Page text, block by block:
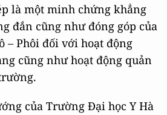
là một minh chứng khẳng
đắn cũng như đóng góp của
– Phôi đối với hoạt động
cũng như hoạt động quản
của Trường Đại học Y Hà